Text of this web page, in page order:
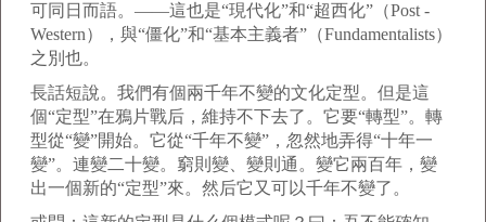
可同日而語。——這也是“現代化”和“超西化”（Post -
Western），與“僵化”和“基本主義者”（Fundamentalists）
之別也。
長話短說。我們有個兩千年不變的文化定型。但是這
個“定型”在鴉片戰后，維持不下去了。它要“轉型”。轉
型從“變”開始。它從“千年不變”，忽然地弄得“十年一
變”。連變二十變。窮則變、變則通。變它兩百年，變
出一個新的“定型”來。然后它又可以千年不變了。